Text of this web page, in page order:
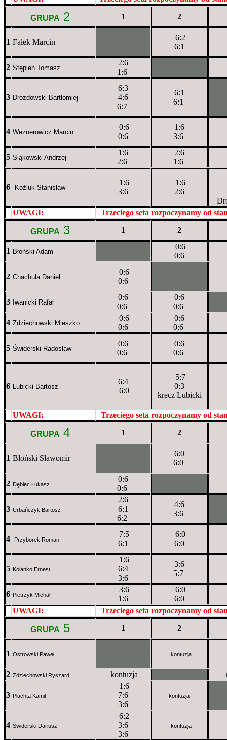
GRUPA 2 1 2
1 Fałek Marcin
6:2
6:1
2 Stępień Tomasz
2:6
1:6
3 Drozdowski Bartłomiej
6:3
4:6
6:7
6:1
6:1
4 Weznerowicz Marcin
0:6
0:6
1:6
3:6
5 Siąkowski Andrzej
1:6
2:6
2:6
1:6
6 Koźluk Stanisław
1:6
3:6
1:6
2:6
UWAGI:
Trzeciego seta rozpoczynamy od
GRUPA 3 1 2
1 Błoński Adam
0:6
0:6
2 Chachuła Daniel
0:6
0:6
3 Iwanicki Rafał
0:6
0:6
0:6
0:6
4 Zdziechowski Mieszko
0:6
0:6
0:6
0:6
5 Świderski Radosław
0:6
0:6
0:6
0:6
6 Lubicki Bartosz
6:4
6:0
5:7
0:3
krecz Lubicki
UWAGI: Trzeciego seta rozpoczynamy od
GRUPA 4 1 2
1 Błoński Sławomir
6:0
6:0
2 Dębiec Łukasz
0:6
0:6
3 Urbańczyk Bartosz
2:6
6:1
6:2
4:6
3:6
4 Przyborek Roman
7:5
6:1
6:0
6:0
5 Kolanko Ernest
1:6
6:4
3:6
3:6
5:7
6 Pietrzyk Michał
3:6
1:6
6:0
6:0
UWAGI:
Trzeciego seta rozpoczynamy od
GRUPA 5 1 2
1 Ostrowski Paweł kontuzja
2 Zdziechowski Ryszard kontuzja
3 Płachta Kamil
1:6
7:6
3:6
kontuzja
4 Świderski Dariusz
6:2
3:6
3:6
kontuzja